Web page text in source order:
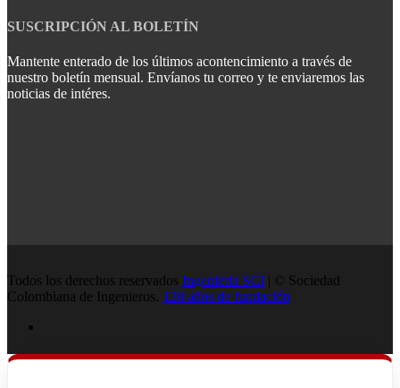
SUSCRIPCIÓN AL BOLETÍN
Mantente enterado de los últimos acontencimiento a través de
nuestro boletín mensual. Envíanos tu correo y te enviaremos las
noticias de intéres.
Todos los derechos reservados Ingenieria SCI | © Sociedad
Colombiana de Ingenieros. 138 años de fundación